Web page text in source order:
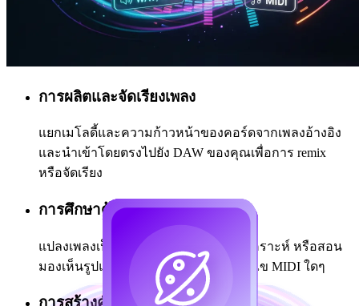
การผลิตและจัดเรียงเพลง
แยกเมโลดี้และความก้าวหน้าของคอร์ดจากเพลงอ้างอิง
และนำเข้าโดยตรงไปยัง DAW ของคุณเพื่อการ remix
หรือจัดเรียง
การศึกษาด้านดนตรี
แปลงเพลงเป็น MIDI เพื่อการฝึกซ้อม วิเคราะห์ หรือสอน
มองเห็นรูปแบบโน้ตและจังหวะในตัวแก้ไข MIDI ใดๆ